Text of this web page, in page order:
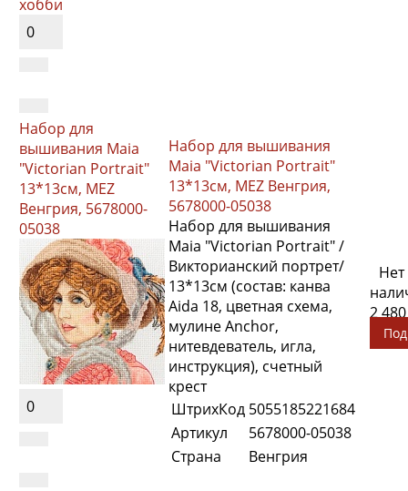
0
Набор для
вышивания Maia
"Victorian Portrait"
13*13см, MEZ
Венгрия, 5678000-
05038
0
Набор для вышивания
Maia "Victorian Portrait"
13*13см, MEZ Венгрия,
5678000-05038
Набор для вышивания
Maia "Victorian Portrait" /
Викторианский портрет/
13*13см (состав: канва
Aida 18, цветная схема,
мулине Anchor,
нитевдеватель, игла,
инструкция), счетный
крест
ШтрихКод 5055185221684
Артикул
5678000-05038
Страна
Венгрия
Нет
2